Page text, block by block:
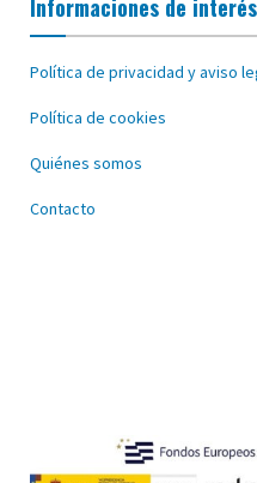
Informaciones de interés
Política de privacidad y aviso
Política de cookies
Quiénes somos
Contacto